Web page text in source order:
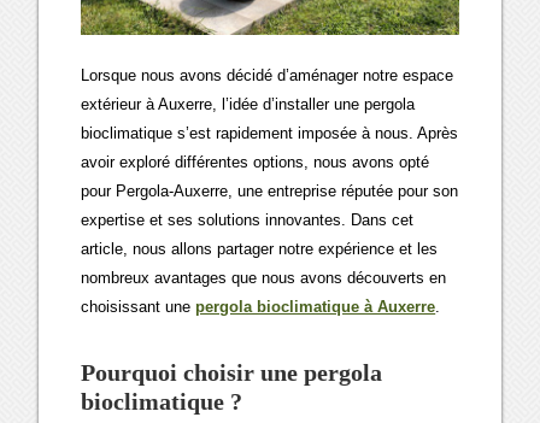
Lorsque nous avons décidé d’aménager notre espace
extérieur à Auxerre, l’idée d’installer une pergola
bioclimatique s’est rapidement imposée à nous. Après
avoir exploré différentes options, nous avons opté
pour Pergola-Auxerre, une entreprise réputée pour son
expertise et ses solutions innovantes. Dans cet
article, nous allons partager notre expérience et les
nombreux avantages que nous avons découverts en
choisissant unepergola bioclimatique à Auxerre.
Pourquoi choisir une pergola
bioclimatique ?